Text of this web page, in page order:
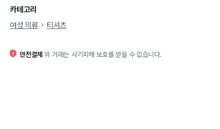
카테고리
여성 의류
티셔츠
안전결제 외 거래는 사기피해 보호를 받을 수 없습니다.